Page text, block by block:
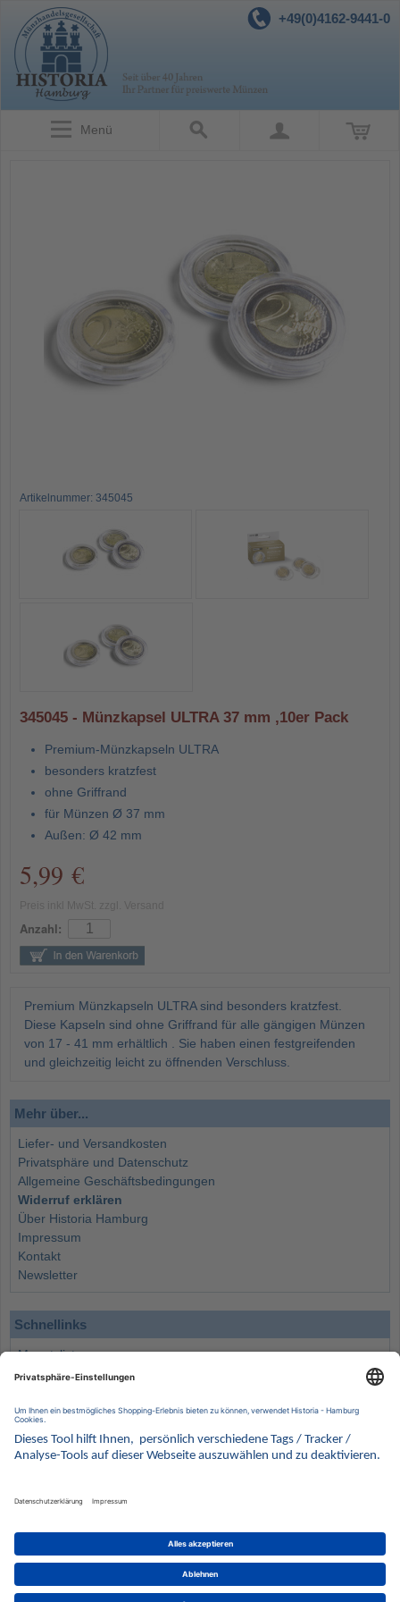
+49(0)4162-9441-0
Menü
Artikelnummer: 345045
345045 - Münzkapsel ULTRA 37 mm ,10er Pack
Premium-Münzkapseln ULTRA
besonders kratzfest
ohne Griffrand
für Münzen Ø 37 mm
Außen: Ø 42 mm
5,99 €
Anzahl:
Premium Münzkapseln ULTRA sind besonders kratzfest.
Diese Kapseln sind ohne Griffrand für alle gängigen Münzen
von 17 - 41 mm erhältlich . Sie haben einen festgreifenden
und gleichzeitig leicht zu öffnenden Verschluss.
Mehr über...
Liefer- und Versandkosten
Privatsphäre und Datenschutz
Allgemeine Geschäftsbedingungen
Widerruf erklären
Über Historia Hamburg
Impressum
Kontakt
Newsletter
Schnellinks
Monatsliste
Angebote
Wissenswertes
Kontakt
Wir behalten uns vor, für ausgewählte Münzen die Differenzbesteuerung gemäß § 25a UStG
anzuwenden.
Alle Angebote freibleibend solange der Vorrat reicht. Irrtum vorbehalten. Bilder sind
Beispielbilder